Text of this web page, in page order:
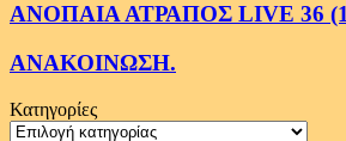
ΑΝΟΠΑΙΑ ΑΤΡΑΠΟΣ LIVE 36
ΑΝΑΚΟΙΝΩΣΗ.
Κατηγορίες
Κατηγορίες